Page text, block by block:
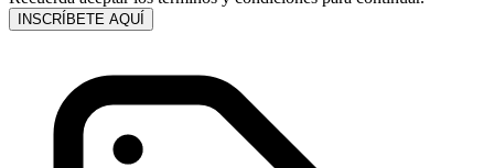
INSCRÍBETE AQUÍ